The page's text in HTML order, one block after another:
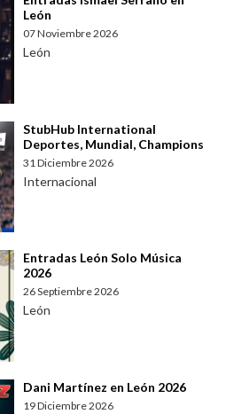
León
07 Noviembre 2026
León
StubHub International
Deportes, Mundial, Champions
31 Diciembre 2026
Internacional
Entradas León Solo Música
2026
26 Septiembre 2026
León
Dani Martínez en León 2026
19 Diciembre 2026